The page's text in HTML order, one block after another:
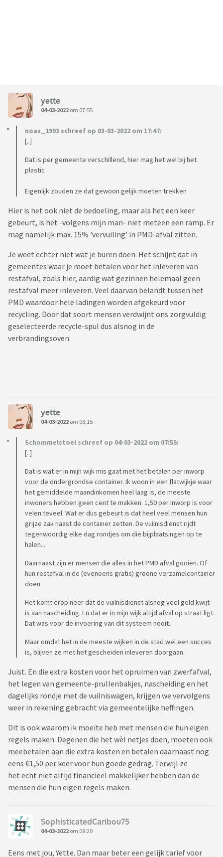
yette
04-03-2022 om 07:55
noas_1993 schreef op 03-03-2022 om 17:47:
[..]
Dat is per gemeente verschillend, hier mag het wel bij het
plastic
Eigenlijk zouden ze dat gewoon gelijk moeten trekken
Hier is het ook niet de bedoeling, maar als het een keer
gebeurt, is het -volgens mijn man- niet meteen een ramp. Er
mag namelijk max. 15% 'vervuiling' in PMD-afval zitten.
Je weet echter niet wat je buren doen. Het schijnt dat in
gemeentes waar je moet betalen voor het inleveren van
restafval, zoals hier, aardig wat gezinnen helemaal geen
restafval meer inleveren. Veel daarvan belandt tussen het
PMD waardoor hele ladingen worden afgekeurd voor
recycling. Door dat soort mensen verdwijnt ons zorgvuldig
geselecteerde recycle-spul dus alsnog in de
verbrandingsoven.
yette
04-03-2022 om 08:15
Schommelstoel schreef op 04-03-2022 om 07:55:
[..]
Dat is wat er in mijn wijk mis gaat met het betalen per inworp
voor de ondergrondse container. Ik woon in een flatwijkje waar
het gemiddelde maandinkomen heel laag is, de meeste
inwoners hebben geen cent te makken. 1,50 per inworp is voor
velen teveel. Wat er dus gebeurt is dat heel veel mensen hun
grijze zak naast de container zetten. De vuilnisdienst rijdt
tegenwoordig elke dag rondjes om die bijplaatsingen op te
halen...
Daarnaast zijn er mensen die alles in het PMD afval gooien. Of
hun restafval in de (eveneens gratis) groene verzamelcontainer
doen.
Het komt erop neer dat de vuilnisdienst alsnog veel geld kwijt
is aan nascheiding. En dat er in mijn wijk altijd afval op straat ligt.
Dat was voor de invoering van dit systeem nooit.
Maar omdat het in de meeste wijken in de stad wel een succes
is, blijven ze met het gescheiden inleveren doorgaan.
Juist. En die extra kosten voor het opruimen van zwerfafval,
het legen van gemeente-prullenbakjes, nascheiding en het
dagelijks rondje met de vuilniswagen, krijgen we vervolgens
weer in rekening gebracht via gemeentelijke heffingen.
Dit is ook waarom ik moeite heb met mensen die hun eigen
regels maken. Degenen die het wèl netjes doen, moeten ook
meebetalen aan die extra kosten en betalen daarnaast nog
eens €1,50 per keer voor hun goede gedrag. Terwijl ze
het echt niet altijd financieel makkelijker hebben dan de
mensen die hun eigen regels maken.
SophisticatedCaribou75
04-03-2022 om 08:20
Eens met jou, Yette. Dan maar beter een gelijk tarief voor